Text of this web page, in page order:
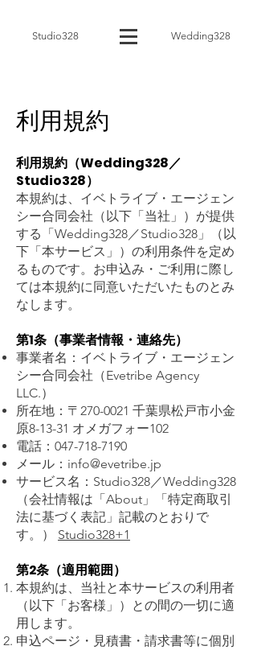
Studio328 Wedding328
利用規約（Wedding328／
Studio328）
本規約は、イベトライブ・エージェン
シー合同会社（以下「当社」）が提供
する「Wedding328／Studio328」（以
下「本サービス」）の利用条件を定め
るものです。お申込み・ご利用に際し
ては本規約に同意いただいたものとみ
なします。
第1条（事業者情報・連絡先）
事業者名：イベトライブ・エージェン
シー合同会社（Evetribe Agency
LLC.）
所在地：〒270-0021 千葉県松戸市小金
原8-13-31 オメガフォー102
電話：047-718-7190
メール： info@evetribe.jp
サービス名：Studio328／Wedding328
（会社情報は「About」「特定商取引
法に基づく表記」記載のとおりで
す。） Studio328+1
第2条（適用範囲）
本規約は、当社と本サービスの利用者
（以下「お客様」）との間の一切に適
用します。
申込ページ・見積書・請求書等に個別
利用規約